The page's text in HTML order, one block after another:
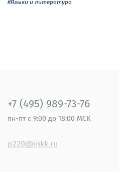
#Языки и литература
+7 (495) 989-73-76
пн-пт с 9:00 до 18:00 МСК
p220@inkk.ru